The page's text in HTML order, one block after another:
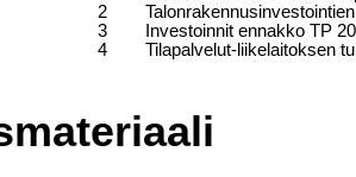
2
3
Investoinnit ennakko TP
4
Tilapalvelut-liikelaitoksen